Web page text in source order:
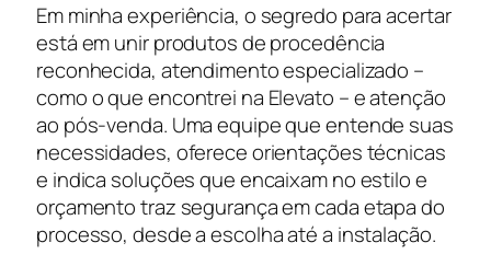
Em minha experiência, o segredo para acertar
está em unir produtos de procedência
reconhecida, atendimento especializado –
como o que encontrei na Elevato – e atenção
ao pós-venda. Uma equipe que entende suas
necessidades, oferece orientações técnicas
e indica soluções que encaixam no estilo e
orçamento traz segurança em cada etapa do
processo, desde a escolha até a instalação.